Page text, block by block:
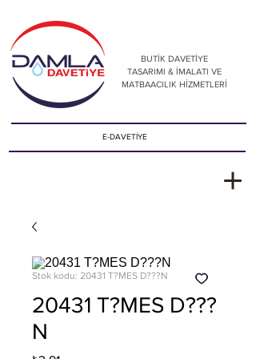
BUTİK DAVETİYE
TASARIMI & İMALATI VE
MATBAACILIK HİZMETLERİ
E-DAVETİYE
Stok kodu: 20431 T?MES D???N
20431 T?MES D???
N